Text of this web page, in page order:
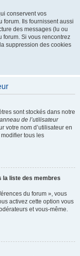
conservent vos
forum. Ils fournissent aussi
des messages (lu ou
forum. Si vous rencontrez
suppression des cookies
sont stockés dans notre
de l’utilisateur
votre nom d’utilisateur en
tous les
la liste des membres
du forum », vous
activez cette option vous
et vous-même.